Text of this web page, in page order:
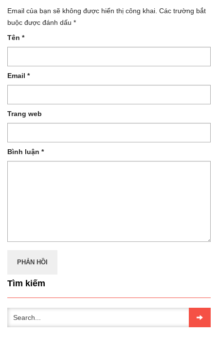
Email của bạn sẽ không được hiển thị công khai. Các trường bắt
buộc được đánh dấu *
Tên *
Email *
Trang web
Bình luận *
Tìm kiếm